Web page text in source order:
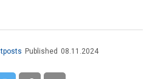
Published 08.11.2024